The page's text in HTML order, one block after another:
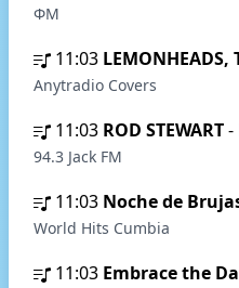
ФМ
11:03 LEMONHEADS,
Anytradio Covers
11:03 ROD STEWART-
94.3 Jack FM
11:03 Noche de
World Hits Cumbia
11:03 Embrace the